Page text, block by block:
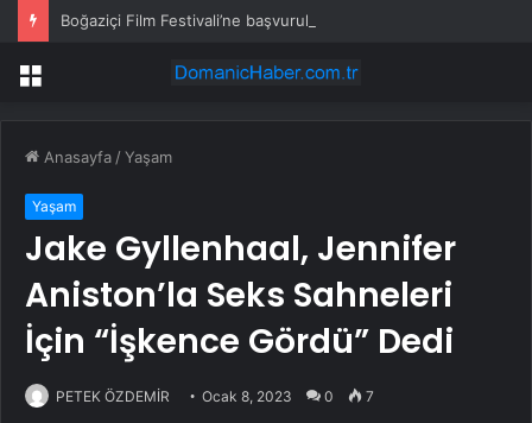
Boğaziçi Film Festivali’ne başvurular sürüyor
Menü
Anasayfa /Yaşam
Yaşam
Jake Gyllenhaal, Jennifer
Aniston’la Seks Sahneleri
İçin “İşkence Gördü” Dedi
PETEK ÖZDEMİR Ocak 8, 2023 0 7